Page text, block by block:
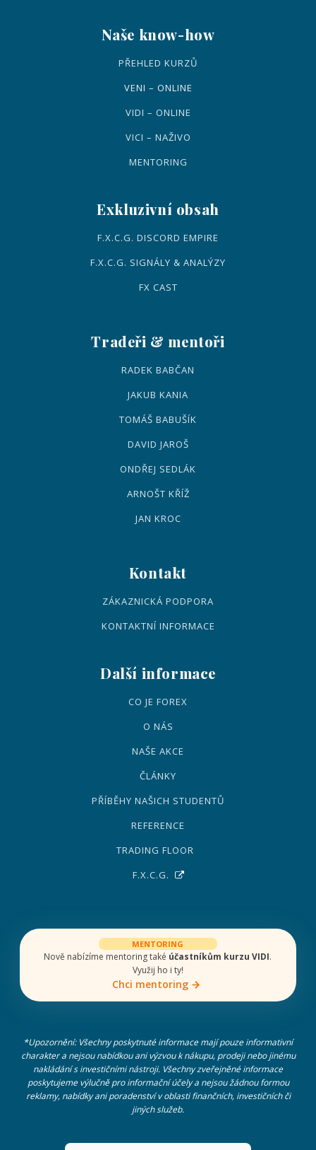
Naše know-how
PŘEHLED KURZŮ
VENI – ONLINE
VIDI – ONLINE
VICI – NAŽIVO
MENTORING
Exkluzivní obsah
F.X.C.G. DISCORD EMPIRE
F.X.C.G. SIGNÁLY & ANALÝZY
FX CAST
Tradeři & mentoři
RADEK BABČAN
JAKUB KANIA
TOMÁŠ BABUŠÍK
DAVID JAROŠ
ONDŘEJ SEDLÁK
ARNOŠT KŘÍŽ
JAN KROC
Kontakt
ZÁKAZNICKÁ PODPORA
KONTAKTNÍ INFORMACE
Další informace
CO JE FOREX
O NÁS
NAŠE AKCE
ČLÁNKY
PŘÍBĚHY NAŠICH STUDENTŮ
REFERENCE
TRADING FLOOR
F.X.C.G.
MENTORING
Nově nabízíme mentoring také účastníkům kurzu VIDI.
Využij ho i ty!
Chci mentoring
*Upozornění: Všechny poskytnuté informace mají pouze informativní
charakter a nejsou nabídkou ani výzvou k nákupu, prodeji nebo jinému
nakládání s investičními nástroji. Všechny zveřejněné informace
poskytujeme výlučně pro informační účely a nejsou žádnou formou
reklamy, nabídky ani poradenství v oblasti finančních, investičních či
jiných služeb.